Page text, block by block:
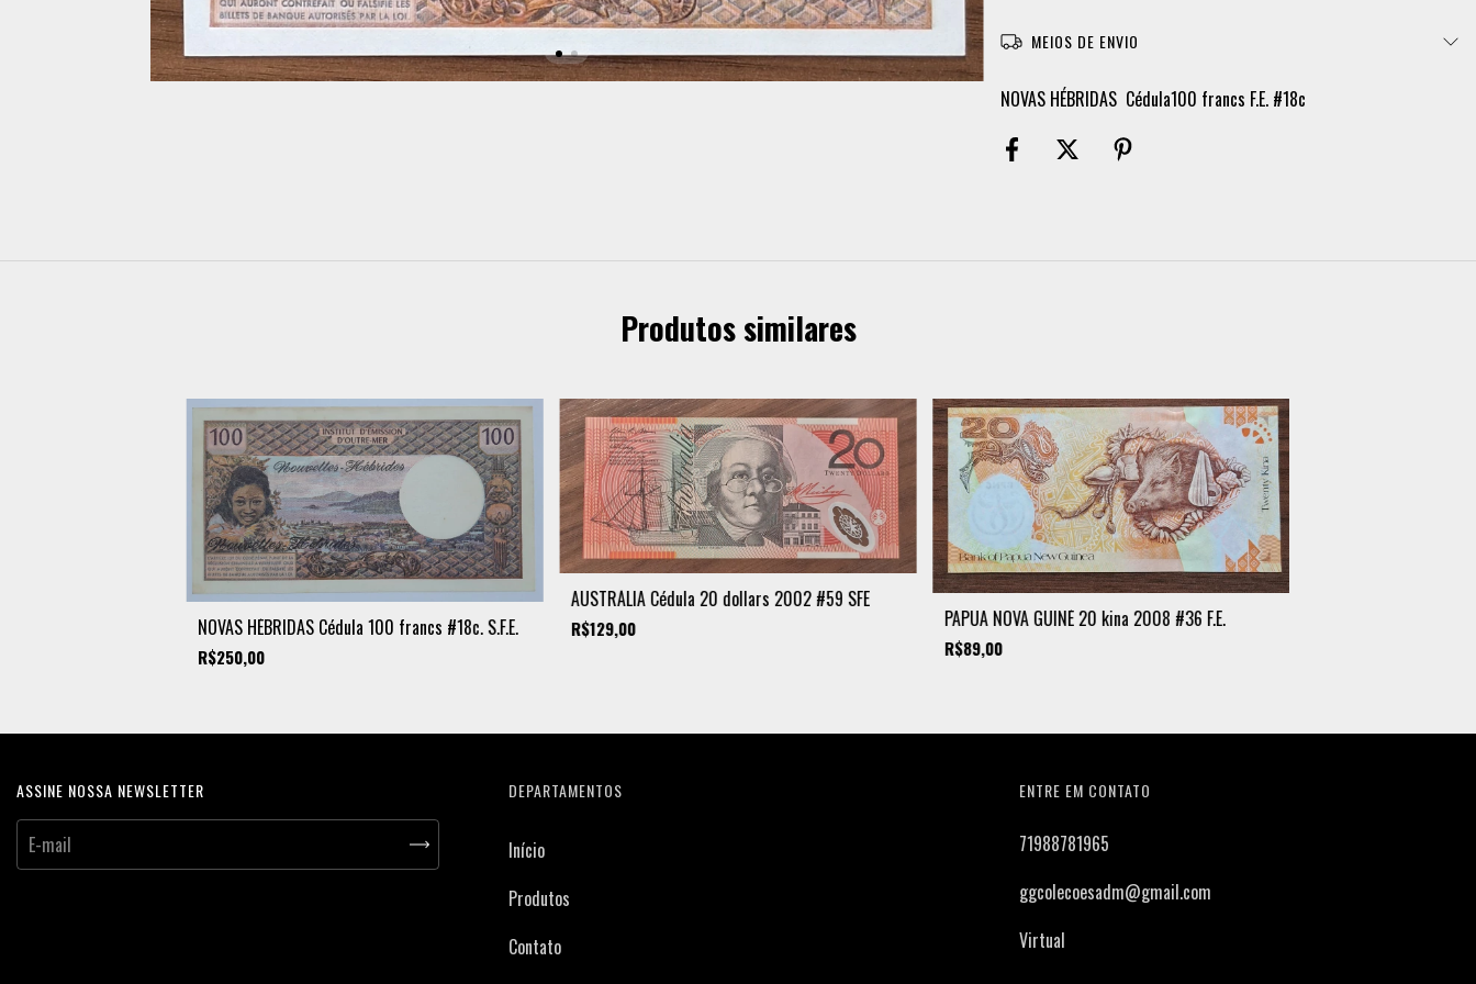
MEIOS DE ENVIO
NOVAS HÉBRIDAS Cédula100 francs F.E. #18c
Produtos similares
NOVAS HÉBRIDAS Cédula 100 francs #18c. S.F.E.
R$250,00
AUSTRÁLIA Cédula 20 dollars 2002 #59 SFE
R$129,00 PAPUA NOVA GUINÉ 20 kina 2008 #36 F.E.
R$89,00
ASSINE NOSSA NEWSLETTER DEPARTAMENTOS
Início
Produtos
Contato
ENTRE EM CONTATO
71988781965
ggcolecoesadm@gmail.com
Virtual